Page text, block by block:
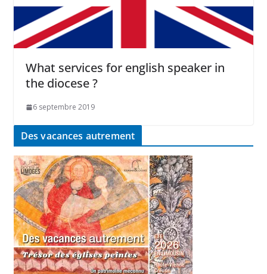
What services for english speaker in
the diocese ?
6 septembre 2019
Des vacances autrement